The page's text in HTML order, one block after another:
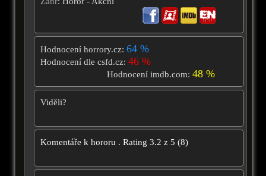
Hodnocení horrory.cz: 64 %
Hodnocení dle csfd.cz: 46 %
Hodnocení imdb.com:48 %
Viděli?
Komentáře k hororu . Rating 3.2 z 5 (8)